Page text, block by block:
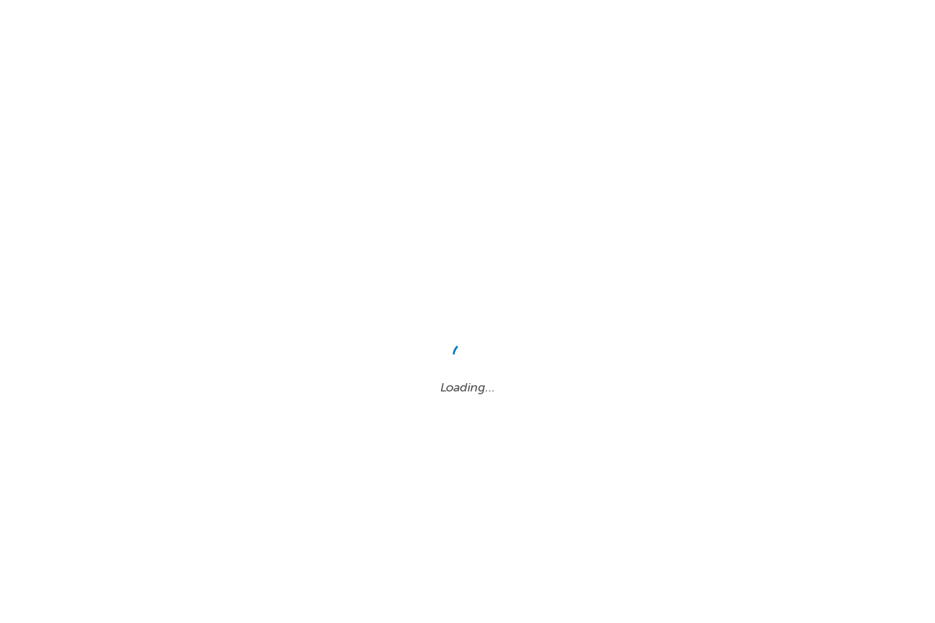
Loading…